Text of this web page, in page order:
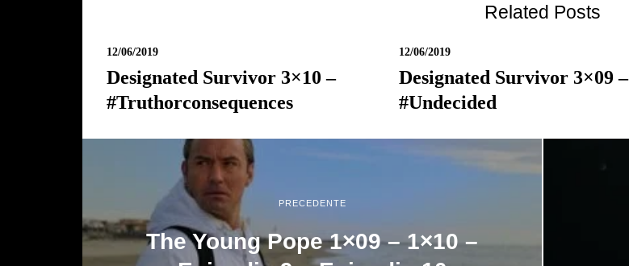
Related Posts
12/06/2019
Designated Survivor 3×10 –
#truthorconsequences
12/06/2019
Designated Survivor 3×09 –
#undecided
PRECEDENTE
The Young Pope 1×09 – 1×10 –